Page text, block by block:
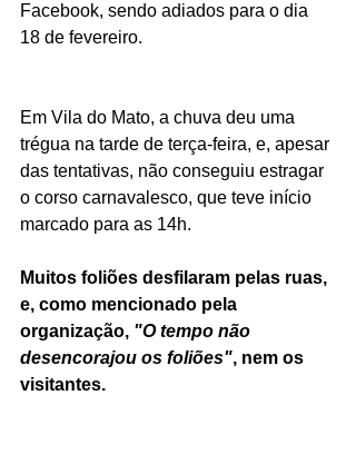
Facebook, sendo adiados para o dia
18 de fevereiro.
Em Vila do Mato, a chuva deu uma
trégua na tarde de terça-feira, e, apesar
das tentativas, não conseguiu estragar
o corso carnavalesco, que teve início
marcado para as 14h.
Muitos foliões desfilaram pelas ruas,
e, como mencionado pela
organização, "O tempo não
desencorajou os foliões", nem os
visitantes.